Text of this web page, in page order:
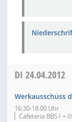
DI 24.04.2012
Werkausschuss
16:30-18:00 Uhr
Cafeteria BBS I +